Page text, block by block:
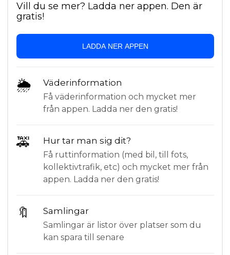
Vill du se mer? Ladda ner appen. Den är
gratis!
LADDA NER APPEN
🌦 Väderinformation
Få väderinformation och mycket mer
från appen. Ladda ner den gratis!
🚕 Hur tar man sig dit?
Få ruttinformation (med bil, till fots,
kollektivtrafik, etc) och mycket mer från
appen. Ladda ner den gratis!
🔖 Samlingar
Samlingar är listor över platser som du
kan spara till senare